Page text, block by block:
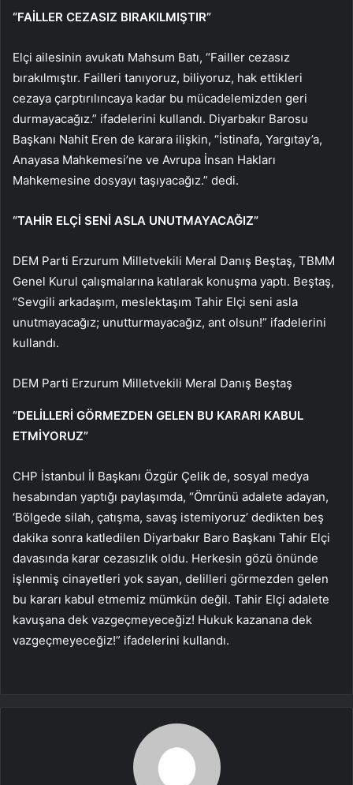
“FAİLLER CEZASIZ BIRAKILMIŞTIR”
Elçi ailesinin avukatı Mahsum Batı, “Failler cezasız
bırakılmıştır. Failleri tanıyoruz, biliyoruz, hak ettikleri
cezaya çarptırılıncaya kadar bu mücadelemizden geri
durmayacağız.” ifadelerini kullandı. Diyarbakır Barosu
Başkanı Nahit Eren de karara ilişkin, “İstinafa, Yargıtay’a,
Anayasa Mahkemesi’ne ve Avrupa İnsan Hakları
Mahkemesine dosyayı taşıyacağız.” dedi.
“TAHİR ELÇİ SENİ ASLA UNUTMAYACAĞIZ”
DEM Parti Erzurum Milletvekili Meral Danış Beştaş, TBMM
Genel Kurul çalışmalarına katılarak konuşma yaptı. Beştaş,
“Sevgili arkadaşım, meslektaşım Tahir Elçi seni asla
unutmayacağız; unutturmayacağız, ant olsun!” ifadelerini
kullandı.
DEM Parti Erzurum Milletvekili Meral Danış Beştaş
“DELİLLERİ GÖRMEZDEN GELEN BU KARARI KABUL
ETMİYORUZ”
CHP İstanbul İl Başkanı Özgür Çelik de, sosyal medya
hesabından yaptığı paylaşımda, “Ömrünü adalete adayan,
‘Bölgede silah, çatışma, savaş istemiyoruz’ dedikten beş
dakika sonra katledilen Diyarbakır Baro Başkanı Tahir Elçi
davasında karar cezasızlık oldu. Herkesin gözü önünde
işlenmiş cinayetleri yok sayan, delilleri görmezden gelen
bu kararı kabul etmemiz mümkün değil. Tahir Elçi adalete
kavuşana dek vazgeçmeyeceğiz! Hukuk kazanana dek
vazgeçmeyeceğiz!” ifadelerini kullandı.